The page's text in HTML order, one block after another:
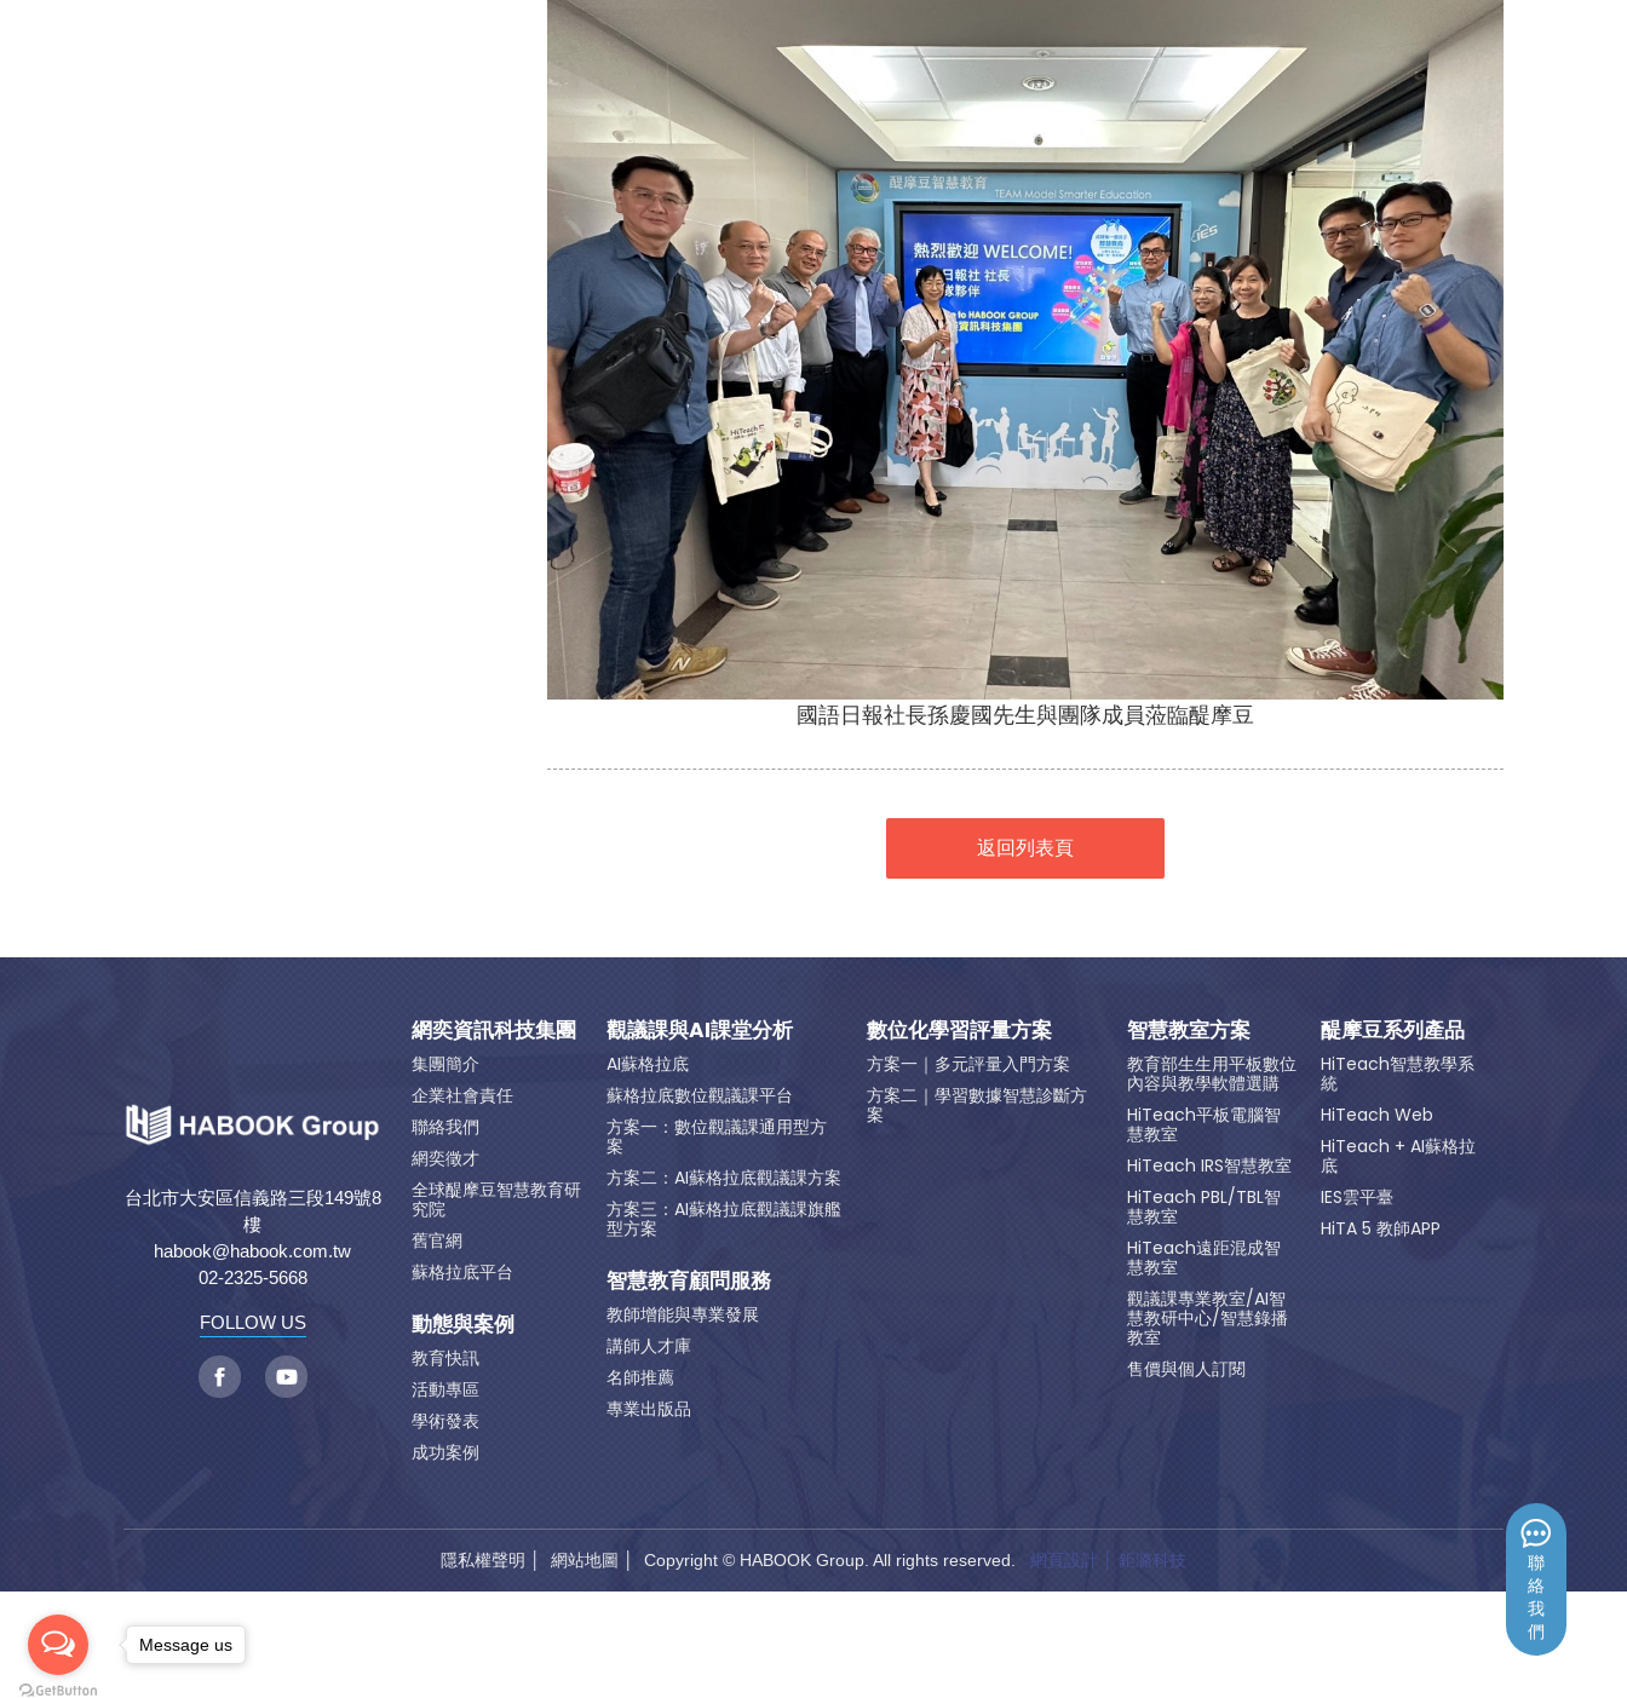
國語日報社長孫慶國先生與團隊成員蒞臨醍摩豆
返回列表頁
聯
絡
我
們
台北市大安區信義路三段149號8
樓
habook@habook.com.tw
02-2325-5668
FOLLOW US
網奕資訊科技集團
集團簡介
企業社會責任
聯絡我們
網奕徵才
全球醍摩豆智慧教育研
究院
舊官網
蘇格拉底平台
動態與案例
教育快訊
活動專區
學術發表
成功案例
觀議課與AI課堂分析
AI蘇格拉底
蘇格拉底數位觀議課平台
方案一：數位觀議課通用型方
案
方案二：AI蘇格拉底觀議課方案
方案三：AI蘇格拉底觀議課旗艦
型方案
智慧教育顧問服務
教師增能與專業發展
講師人才庫
名師推薦
專業出版品
數位化學習評量方案
方案一｜多元評量入門方案
方案二｜學習數據智慧診斷方
案
智慧教室方案
教育部生生用平板數位
內容與教學軟體選購
HiTeach平板電腦智
慧教室
HiTeach IRS智慧教室
HiTeach PBL/TBL智
慧教室
HiTeach遠距混成智
慧教室
觀議課專業教室/AI智
慧教研中心/智慧錄播
教室
售價與個人訂閱
醍摩豆系列產品
HiTeach智慧教學系
統
HiTeach Web
HiTeach + AI蘇格拉
底
IES雲平臺
HiTA 5 教師APP
隱私權聲明 網站地圖 │ Copyright © HABOOK Group. All rights reserved. 網頁設計 │ 鉅潞科技
Message us